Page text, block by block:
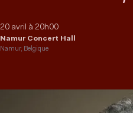
20 avril à 20h00
Namur Concert Hall
Namur, Belgique